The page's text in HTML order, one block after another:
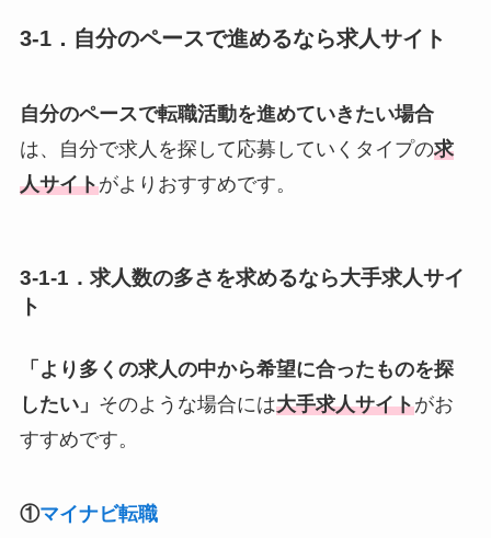
3-1．自分のペースで進めるなら求人サイト
自分のペースで転職活動を進めていきたい場合
は、自分で求人を探して応募していくタイプの求
人サイトがよりおすすめです。
3-1-1．求人数の多さを求めるなら大手求人サイ
ト
「より多くの求人の中から希望に合ったものを探
したい」 そのような場合には大手求人サイトがお
すすめです。
①マイナビ転職